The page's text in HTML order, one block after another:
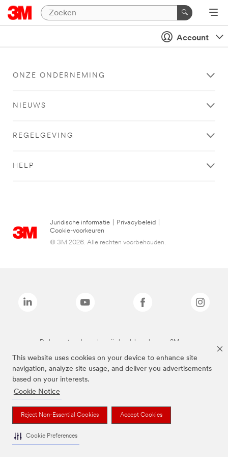
This website uses cookies on your device to enhance site
navigation, analyze site usage, and deliver you advertisements
based on your interests.
Cookie Notice
Reject Non-Essential Cookies Accept Cookies
Cookie Preferences
Account
ONZE ONDERNEMING
NIEUWS
REGELGEVING
HELP
Juridische informatie Privacybeleid
Cookie-voorkeuren
© 3M 2026. Alle rechten voorbehouden.
De bovenstaande merken zijn handelsmerken van 3M.we